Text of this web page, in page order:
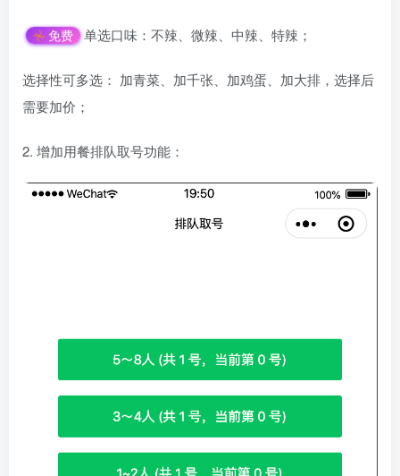
免费 单选口味：不辣、微辣、中辣、特辣；
选择性可多选： 加青菜、加千张、加鸡蛋、加大排，选择后
需要加价；
2. 增加用餐排队取号功能：